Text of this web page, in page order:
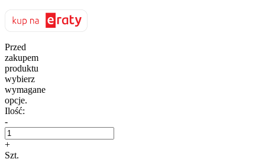
Przed
zakupem
produktu
wybierz
wymagane
opcje.
Ilość:
-
+
Szt.